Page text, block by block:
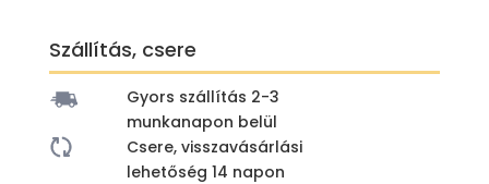
Szállítás, csere
Gyors szállítás 2-3
munkanapon belül
Csere, visszavásárlási
lehetőség 14 napon